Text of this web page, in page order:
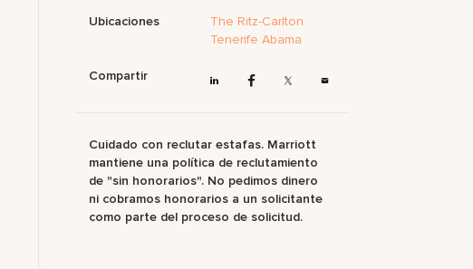
Ubicaciones
The Ritz-Carlton
Tenerife Abama
Compartir
Cuidado con reclutar estafas. Marriott
mantiene una política de reclutamiento
de "sin honorarios". No pedimos dinero
ni cobramos honorarios a un solicitante
como parte del proceso de solicitud.